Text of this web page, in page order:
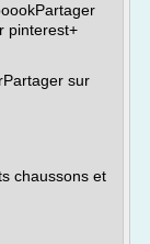
pinterest+
sur
chaussons et